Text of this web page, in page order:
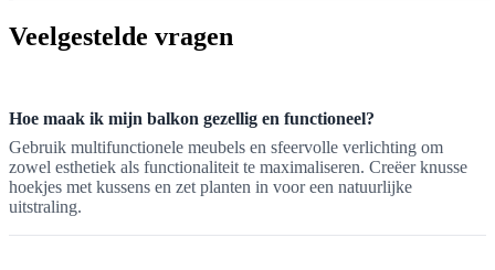
Veelgestelde vragen
Hoe maak ik mijn balkon gezellig en functioneel?
Gebruik multifunctionele meubels en sfeervolle verlichting om
zowel esthetiek als functionaliteit te maximaliseren. Creëer knusse
hoekjes met kussens en zet planten in voor een natuurlijke
uitstraling.